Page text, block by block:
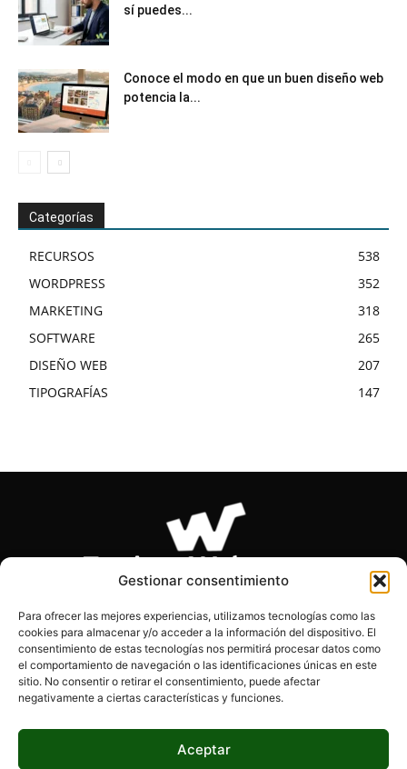
Gestionar consentimiento
Para ofrecer las mejores experiencias, utilizamos tecnologías como las
cookies para almacenar y/o acceder a la información del dispositivo. El
consentimiento de estas tecnologías nos permitirá procesar datos como
el comportamiento de navegación o las identificaciones únicas en este
sitio. No consentir o retirar el consentimiento, puede afectar
negativamente a ciertas características y funciones.
Aceptar
sí puedes...
Conoce el modo en que un buen diseño web
potencia la...
Categorías
RECURSOS
538
WORDPRESS
352
MARKETING
318
SOFTWARE
265
DISEÑO WEB
207
TIPOGRAFÍAS
147
SOBRE NOSOTROS
Páginas Webs es el blog de los desarrolladores, diseñadores
y programadores. Encontrarás información actualizada, tips,
consejos y mucho más.